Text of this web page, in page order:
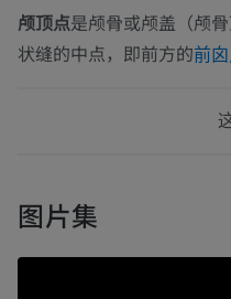
颅顶点是颅骨或颅盖（颅
状缝的中点，即前方的前
图片集